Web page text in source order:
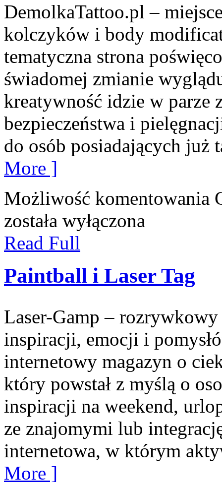
DemolkaTattoo.pl –
kolczyków i body
tematyczna strona
świadomej zmianie
kreatywność idzie w parze
bezpieczeństwa i
do osób posiadających już
More ]
Możliwość komentowania
została wyłączona
Read Full
Paintball i Laser Tag
Laser-Gamp –
inspiracji, emocji i
internetowy magazyn o
który powstał z myślą o
inspiracji na weekend,
ze znajomymi lub
internetowa, w którym
More ]